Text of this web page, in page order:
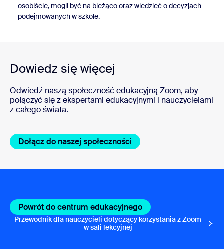
osobiście, mogli być na bieżąco oraz wiedzieć o decyzjach
podejmowanych w szkole.
Dowiedz się więcej
Odwiedź naszą społeczność edukacyjną Zoom, aby
połączyć się z ekspertami edukacyjnymi i nauczycielami
z całego świata.
Dołącz do naszej społeczności
Powrót do centrum edukacyjnego
Przewodnik dla nauczycieli dotyczący korzystania z Zoom
w sali lekcyjnej